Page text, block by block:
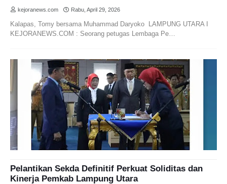
kejoranews.com Rabu, April 29, 2026
Kalapas, Tomy bersama Muhammad Daryoko LAMPUNG UTARA I
KEJORANEWS.COM : Seorang petugas Lembaga Pe…
Pelantikan Sekda Definitif Perkuat Soliditas dan
Kinerja Pemkab Lampung Utara